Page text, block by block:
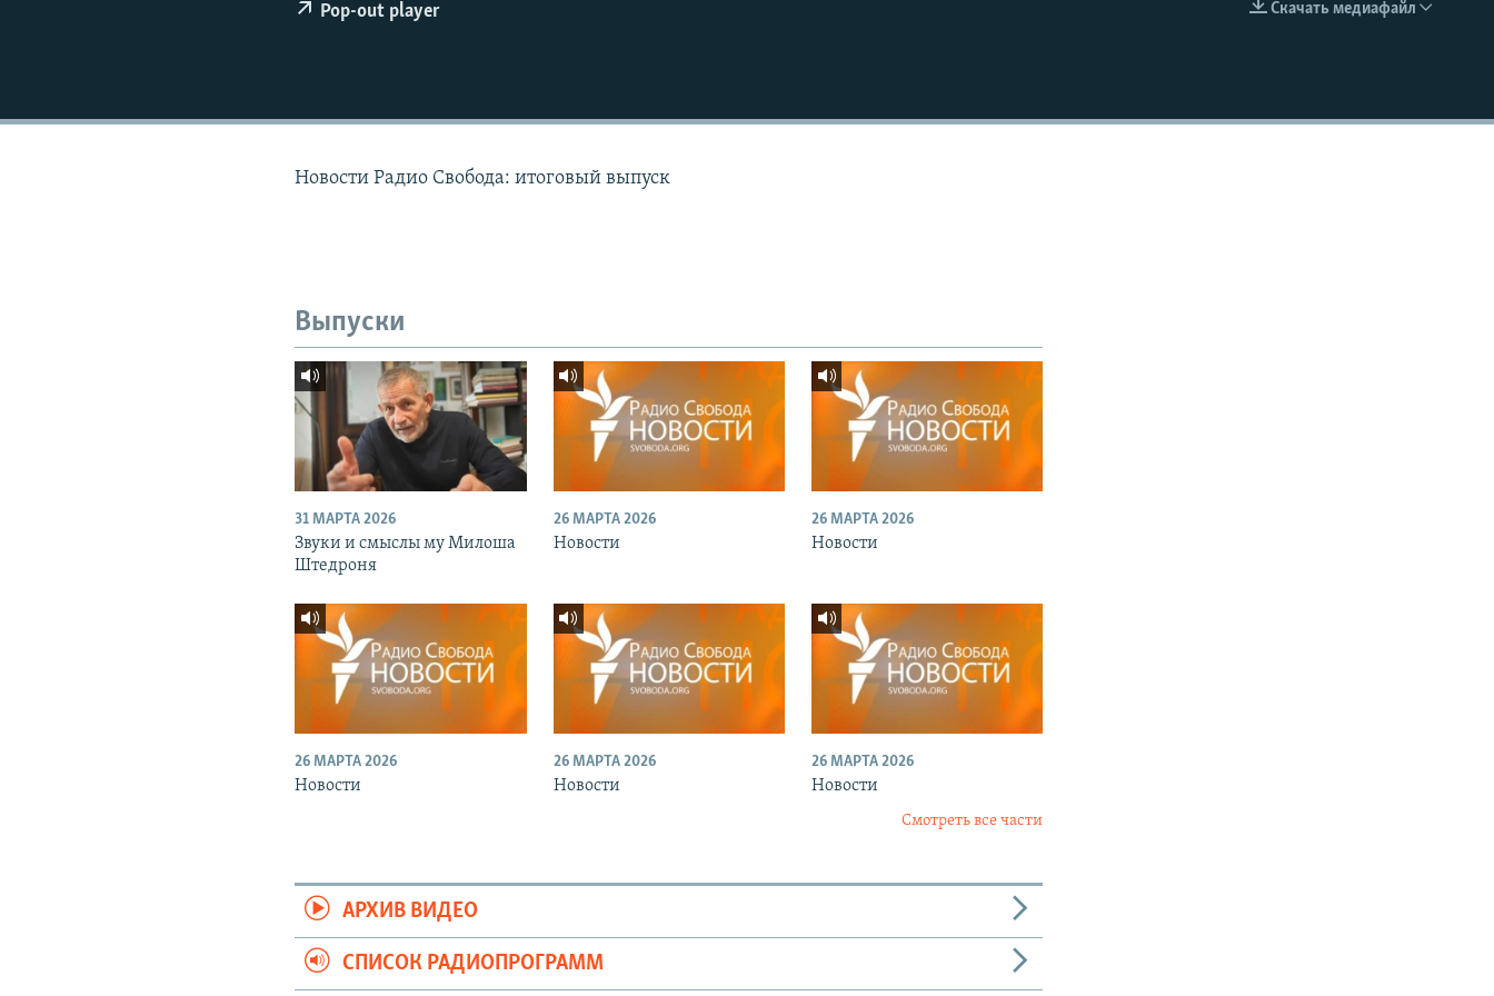
EMBED
Скачать медиафайл
Pop-out player
Новости Радио Свобода: итоговый выпуск
Выпуски
31 МАРТА 2026
Звуки и смыслы му Милоша
Штедроня
26 МАРТА 2026
Новости
26 МАРТА 2026
Новости
26 МАРТА 2026
Новости
26 МАРТА 2026
Новости
26 МАРТА 2026
Новости
Смотреть все части
АРХИВ ВИДЕО
СПИСОК РАДИОПРОГРАММ